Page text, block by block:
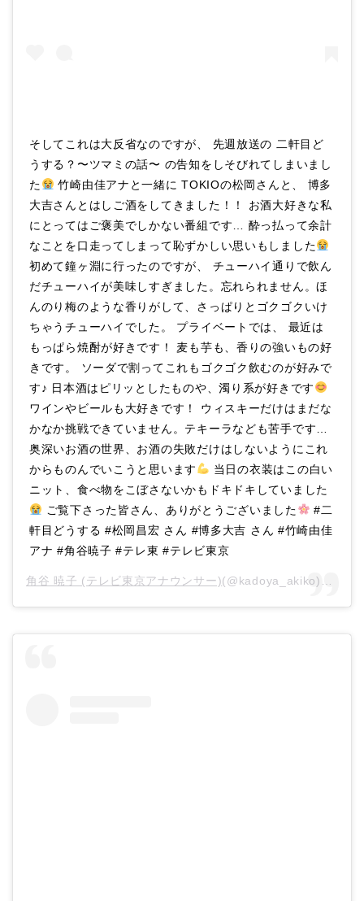
そしてこれは大反省なのですが、 先週放送の 二軒目ど
うする？〜ツマミの話〜 の告知をしそびれてしまいまし
た
竹崎由佳アナと一緒に TOKIOの松岡さんと、 博多
大吉さんとはしご酒をしてきました！！ お酒大好きな私
にとってはご褒美でしかない番組です… 酔っ払って余計
なことを口走ってしまって恥ずかしい思いもしました
初めて鐘ヶ淵に行ったのですが、 チューハイ通りで飲ん
だチューハイが美味しすぎました。忘れられません。ほ
んのり梅のような香りがして、さっぱりとゴクゴクいけ
ちゃうチューハイでした。 プライベートでは、 最近は
もっぱら焼酎が好きです！ 麦も芋も、香りの強いもの好
きです。 ソーダで割ってこれもゴクゴク飲むのが好みで
す♪ 日本酒はピリッとしたものや、濁り系が好きです
ワインやビールも大好きです！ ウィスキーだけはまだな
かなか挑戦できていません。テキーラなども苦手です…
奥深いお酒の世界、お酒の失敗だけはしないようにこれ
からものんでいこうと思います
当日の衣装はこの白い
ニット、食べ物をこぼさないかもドキドキしていました
ご覧下さった皆さん、ありがとうございました
#二
軒目どうする #松岡昌宏 さん #博多大吉 さん #竹崎由佳
アナ #角谷暁子 #テレ東 #テレビ東京
角谷 暁子 (テレビ東京アナウンサー)(@kadoya_akiko)がシェアした投稿 –